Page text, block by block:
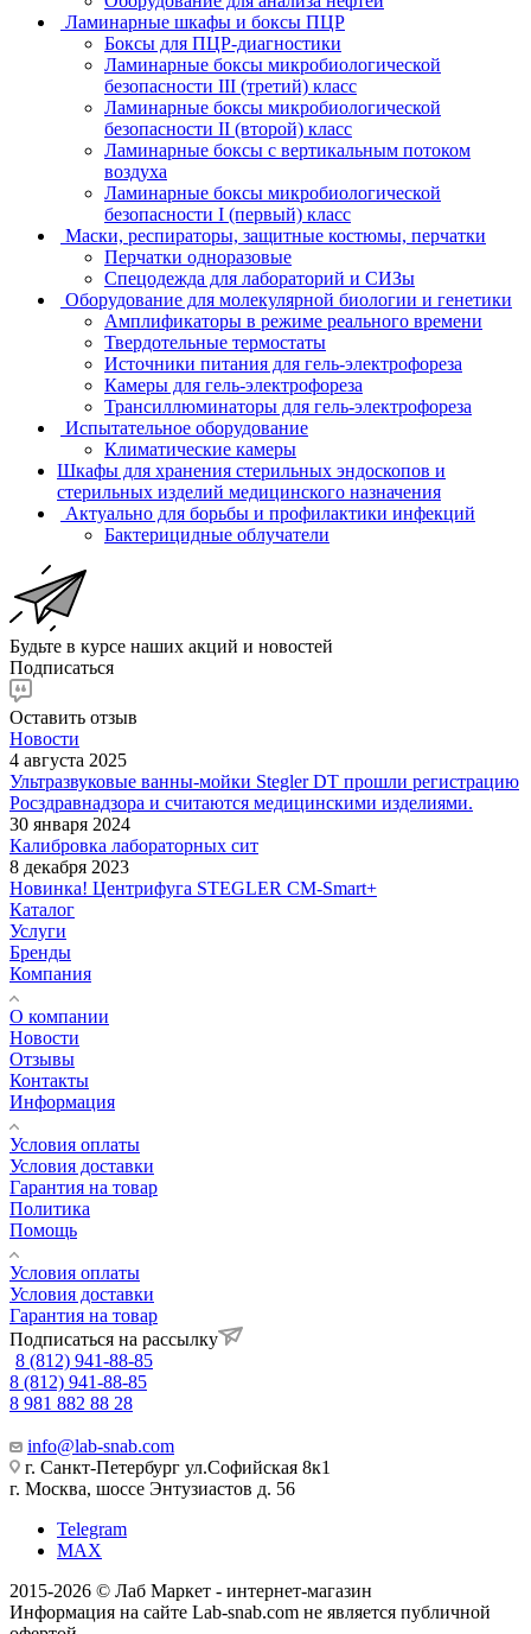
Ламинарные шкафы и боксы ПЦР
Боксы для ПЦР-диагностики
Ламинарные боксы микробиологической
безопасности III (третий) класс
Ламинарные боксы микробиологической
безопасности II (второй) класс
Ламинарные боксы с вертикальным потоком
воздуха
Ламинарные боксы микробиологической
безопасности I (первый) класс
Маски, респираторы, защитные костюмы, перчатки
Перчатки одноразовые
Спецодежда для лабораторий и СИЗы
Оборудование для молекулярной биологии и генетики
Амплификаторы в режиме реального времени
Твердотельные термостаты
Источники питания для гель-электрофореза
Камеры для гель-электрофореза
Трансиллюминаторы для гель-электрофореза
Испытательное оборудование
Климатические камеры
Шкафы для хранения стерильных эндоскопов и
стерильных изделий медицинского назначения
Актуально для борьбы и профилактики инфекций
Бактерицидные облучатели
Будьте в курсе наших акций и новостей
Подписаться
Оставить отзыв
Новости
4 августа 2025
Ультразвуковые ванны-мойки Stegler DT прошли регистрацию
Росздравнадзора и считаются медицинскими изделиями.
30 января 2024
Калибровка лабораторных сит
8 декабря 2023
Новинка! Центрифуга STEGLER CM-Smart+
Каталог
Услуги
Бренды
Компания
О компании
Новости
Отзывы
Контакты
Информация
Условия оплаты
Условия доставки
Гарантия на товар
Политика
Помощь
Условия оплаты
Условия доставки
Гарантия на товар
Подписаться на рассылку
8 (812) 941-88-85
8 (812) 941-88-85
8 981 882 88 28
info@lab-snab.com
г. Санкт-Петербург ул.Софийская 8к1
г. Москва, шоссе Энтузиастов д. 56
Telegram
MAX
2015-2026 © Лаб Маркет - интернет-магазин
Информация на сайте Lab-snab.com не является публичной